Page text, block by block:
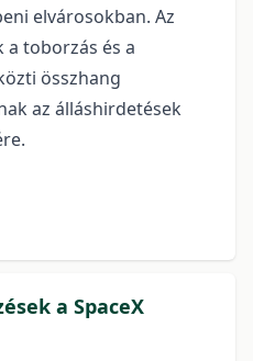
elvárosokban. Az
toborzás és a
összhang
az álláshirdetések
a SpaceX